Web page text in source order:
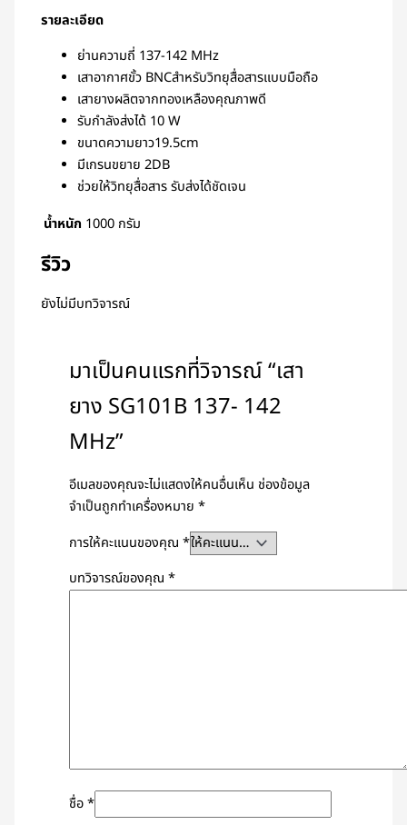
รายละเอียด
ย่านความถี่ 137-142 MHz
เสาอากาศขั้ว BNCสำหรับวิทยุสื่อสารแบบมือถือ
เสายางผลิตจากทองเหลืองคุณภาพดี
รับกำลังส่งได้ 10 W
ขนาดความยาว19.5cm
มีเกรนขยาย 2DB
ช่วยให้วิทยุสื่อสาร รับส่งได้ชัดเจน
น้ำหนัก 1000 กรัม
รีวิว
ยังไม่มีบทวิจารณ์
มาเป็นคนแรกที่วิจารณ์ “เสา
ยาง SG101B 137- 142
MHz”
อีเมลของคุณจะไม่แสดงให้คนอื่นเห็น ช่องข้อมูล
จำเป็นถูกทำเครื่องหมาย*
การให้คะแนนของคุณ*
บทวิจารณ์ของคุณ*
ชื่อ*